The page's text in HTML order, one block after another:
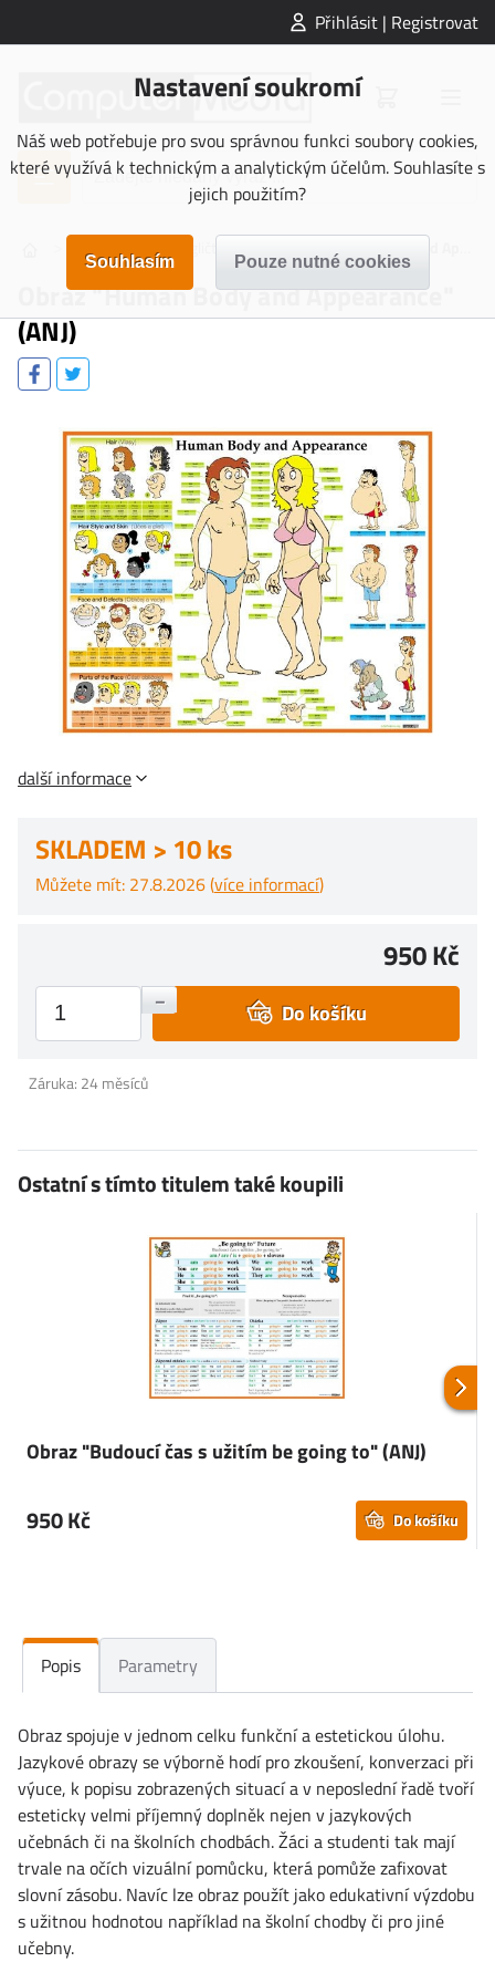
Přihlásit | Registrovat
Nastavení soukromí
Náš web potřebuje pro svou správnou funkci soubory cookies,
které využívá k technickým a analytickým účelům. Souhlasíte s
jejich použitím?
>
Obraz "Human Body and Appearance"
(ANJ)
další informace
SKLADEM > 10 ks
Můžete mít: 27.8.2026 (více informací)
950 Kč
+
– Do košíku
Záruka: 24 měsíců
Ostatní s tímto titulem také koupili
Obraz "Budoucí čas s užitím be going to" (ANJ)
950 Kč Do košíku
Popis Parametry
Obraz spojuje v jednom celku funkční a estetickou úlohu.
Jazykové obrazy se výborně hodí pro zkoušení, konverzaci při
výuce, k popisu zobrazených situací a v neposlední řadě tvoří
esteticky velmi příjemný doplněk nejen v jazykových
učebnách či na školních chodbách. Žáci a studenti tak mají
trvale na očích vizuální pomůcku, která pomůže zafixovat
slovní zásobu. Navíc lze obraz použít jako edukativní výzdobu
s užitnou hodnotou například na školní chodby či pro jiné
učebny.